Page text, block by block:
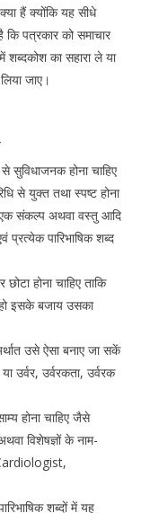
हैं क्योंकि यह सीधे
पत्रकार को समाचार
का सहारा ले या
जाए।
से सुविधाजनक होना चाहिए
से युक्त तथा स्पष्ट होना
एक संकल्प अथवा वस्तु आदि
प्रत्येक पारिभाषिक शब्द
होना चाहिए ताकि
हो इसके बजाय उसका
उसे ऐसा बनाए जा सकें
उर्वरकता, उर्वरक
होना चाहिए जैसे
विशेषज्ञों के नाम-
शब्दों में यह